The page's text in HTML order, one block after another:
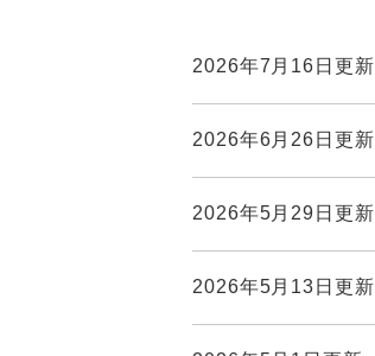
2026年7月16日更新
2026年6月26日更新
2026年5月29日更新
2026年5月13日更新